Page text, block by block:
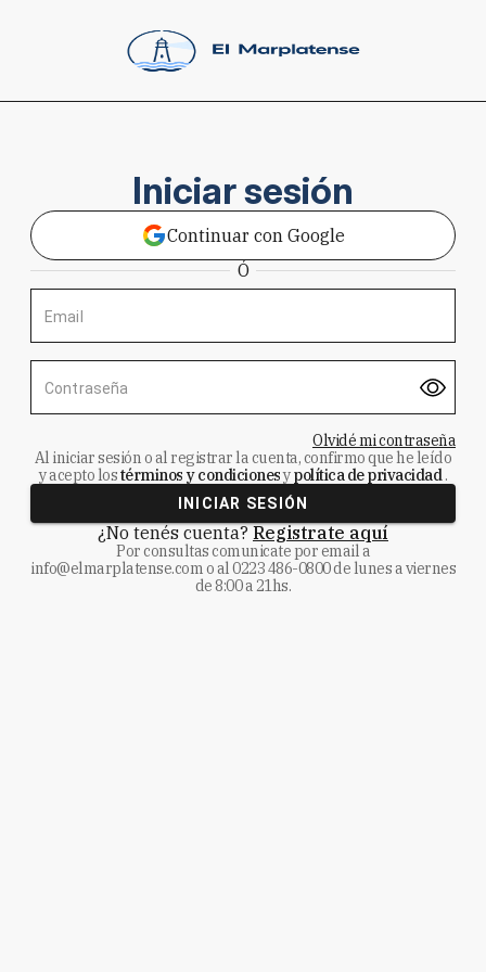
Iniciar sesión
Continuar con Google
Ó
Email
Contraseña
Olvidé mi contraseña
Al iniciar sesión o al registrar la cuenta, confirmo que he leído
y acepto lostérminos y condicionesypolítica de privacidad.
INICIAR SESIÓN
¿No tenés cuenta? Registrate aquí
Por consultas comunicate por email a
info@elmarplatense.como al0223 486-0800de lunes a viernes
de 8:00 a 21hs.